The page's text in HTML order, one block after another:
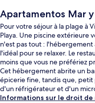
Apartamentos Mar y
Pour votre séjour à la plage à
Playa. Une piscine extérieure
n'est pas tout :
l'idéal pour se relaxer. Le
moins que vous ne préfériez
Cet hébergement abrite un
épicerie fine, tandis que,
d'un réfrigérateur et d'un
Informations sur le droit